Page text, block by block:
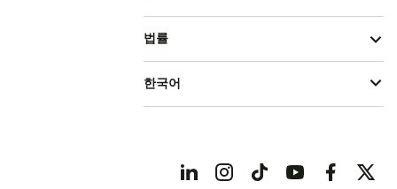
법률
한국어